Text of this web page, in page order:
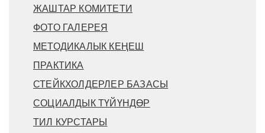
ЖАШТАР КОМИТЕТИ
ФОТО ГАЛЕРЕЯ
МЕТОДИКАЛЫК КЕҢЕШ
ПРАКТИКА
СТЕЙКХОЛДЕРЛЕР БАЗАСЫ
СОЦИАЛДЫК ТҮЙҮНДӨР
ТИЛ КУРСТАРЫ